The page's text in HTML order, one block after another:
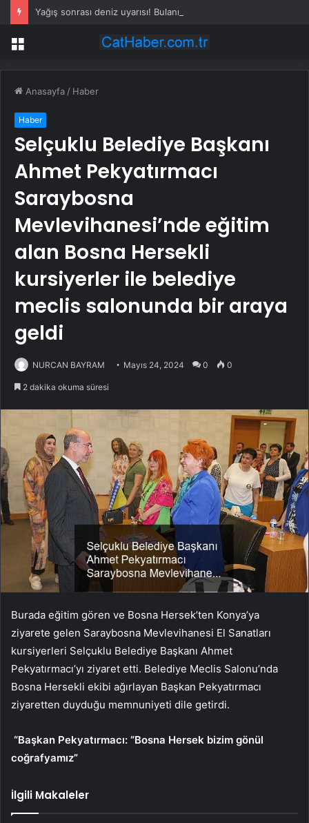
Menü
Anasayfa / Haber
Haber
Selçuklu Belediye Başkanı
Ahmet Pekyatırmacı
Saraybosna
Mevlevihanesi’nde eğitim
alan Bosna Hersekli
kursiyerler ile belediye
meclis salonunda bir araya
geldi
NURCAN BAYRAM Mayıs 24, 2024 0 0
2 dakika okuma süresi
Burada eğitim gören ve Bosna Hersek’ten Konya’ya
ziyarete gelen Saraybosna Mevlevihanesi El Sanatları
kursiyerleri Selçuklu Belediye Başkanı Ahmet
Pekyatırmacı’yı ziyaret etti. Belediye Meclis Salonu’nda
Bosna Hersekli ekibi ağırlayan Başkan Pekyatırmacı
ziyaretten duyduğu memnuniyeti dile getirdi.
“Başkan Pekyatırmacı: “Bosna Hersek bizim gönül
coğrafyamız”
İlgili Makaleler